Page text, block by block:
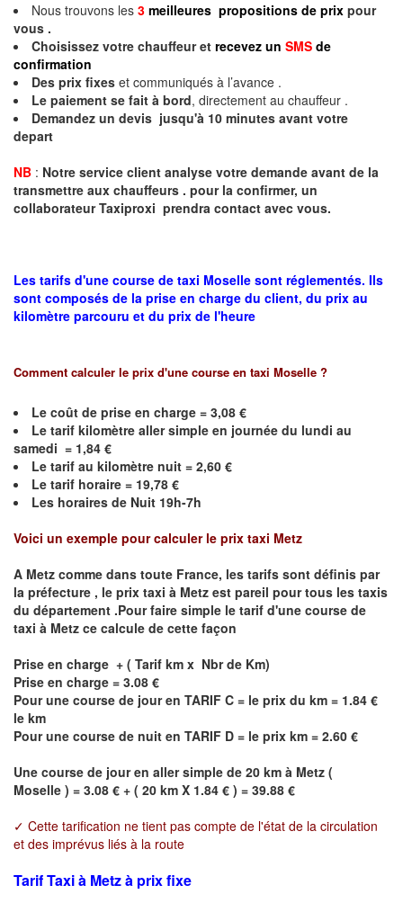
Nous trouvons les 3 meilleures propositions de prix pour
vous .
Choisissez votre chauffeur et recevez un SMS de
confirmation
Des prix fixes et communiqués à l’avance .
Le paiement se fait à bord, directement au chauffeur .
Demandez un devis jusqu'à 10 minutes avant votre
depart
NB : Notre service client analyse votre demande avant de la
transmettre aux chauffeurs . pour la confirmer, un
collaborateur Taxiproxi prendra contact avec vous.
Les tarifs d'une course de taxi Moselle sont réglementés. Ils
sont composés de la prise en charge du client, du prix au
kilomètre parcouru et du prix de l'heure
Comment calculer le prix d'une course en taxi Moselle ?
Le coût de prise en charge = 3,08 €
Le tarif kilomètre aller simple en journée du lundi au
samedi = 1,84 €
Le tarif au kilomètre nuit = 2,60 €
Le tarif horaire = 19,78 €
Les horaires de Nuit 19h-7h
Voici un exemple pour calculer le prix taxi Metz
A Metz comme dans toute France, les tarifs sont définis par
la préfecture , le prix taxi à Metz est pareil pour tous les taxis
du département .Pour faire simple le tarif d'une course de
taxi à Metz ce calcule de cette façon
Prise en charge + ( Tarif km x Nbr de Km)
Prise en charge = 3.08 €
Pour une course de jour en TARIF C = le prix du km = 1.84 €
le km
Pour une course de nuit en TARIF D = le prix km = 2.60 €
Une course de jour en aller simple de 20 km à Metz (
Moselle ) = 3.08 € + ( 20 km X 1.84 € ) = 39.88 €
✓ Cette tarification ne tient pas compte de l'état de la circulation
et des imprévus liés à la route
Tarif Taxi à Metz à prix fixe